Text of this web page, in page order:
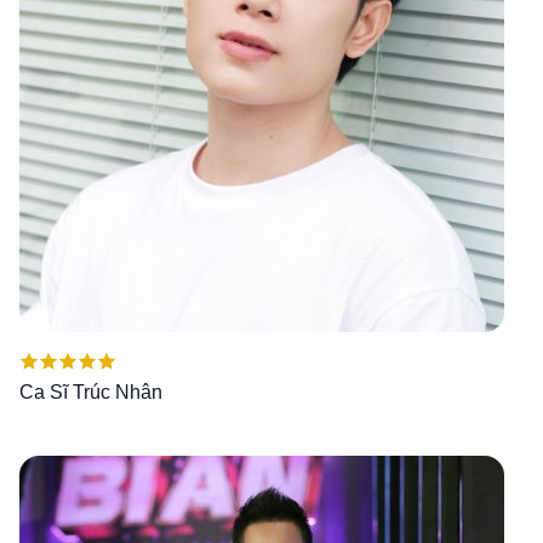
Ca Sĩ Trúc Nhân
Được xếp